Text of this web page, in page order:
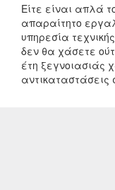
Είτε είναι απλά
απαραίτητο
υπηρεσία
δεν θα χάσετε
έτη ξεγνοιασιάς
αντικαταστάσεις